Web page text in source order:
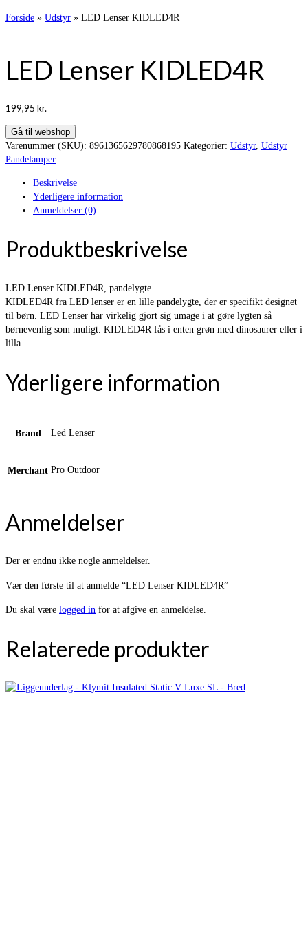
Forside » Udstyr » LED Lenser KIDLED4R
LED Lenser KIDLED4R
199,95 kr.
Gå til webshop
Varenummer (SKU): 8961365629780868195 Kategorier: Udstyr, Udstyr
Pandelamper
Beskrivelse
Yderligere information
Anmeldelser (0)
Produktbeskrivelse
LED Lenser KIDLED4R, pandelygte
KIDLED4R fra LED lenser er en lille pandelygte, der er specifikt designet
til børn. LED Lenser har virkelig gjort sig umage i at gøre lygten så
børnevenlig som muligt. KIDLED4R fås i enten grøn med dinosaurer eller i
lilla
Yderligere information
Brand Led Lenser
Merchant Pro Outdoor
Anmeldelser
Der er endnu ikke nogle anmeldelser.
Vær den første til at anmelde “LED Lenser KIDLED4R”
Du skal være logged in for at afgive en anmeldelse.
Relaterede produkter